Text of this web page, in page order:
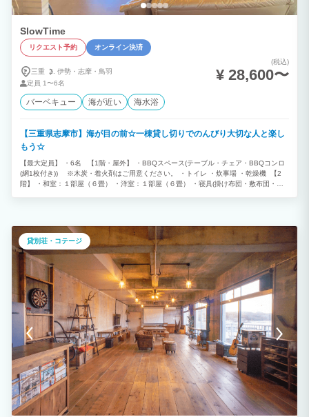
SlowTime
リクエスト予約 オンライン決済
三重 伊勢・ 志摩・ 鳥羽
定員 1〜6名
(税込)
¥ 28,600〜
バーベキュー 海が近い 海水浴
【三重県志摩市】海が目の前☆一棟貸し切りでのんびり大切な人と楽し
もう☆
【最大定員】 ・6名 【1階・屋外】 ・BBQスペース(テーブル・チェア・BBQコンロ
(網1枚付き)) ※木炭・着火剤はご用意ください。 ・トイレ ・炊事場 ・乾燥機 【2
階】 ・和室：１部屋（６畳） ・洋室：１部屋（６畳） ・寝具(掛け布団・敷布団・枕)
ソファベッド ・テレビ ・エアコン ※子ども(3歳以下)の方は料金はいただいておりま
せんが 寝具・タオル類も付いておりませんのでご了承ください。 寝具類がご希望
の方は子ども(4歳以上)でお申込みいただきその旨備考にてお知らせください。 ◎その
他、キャンプ用品等の持ち込みも大歓迎です。
貸別荘・コテージ